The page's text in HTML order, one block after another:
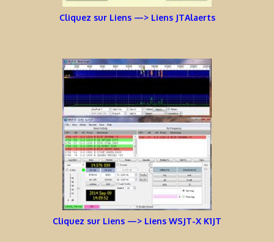
Cliquez sur Liens —> Liens JTAlaerts
Cliquez sur Liens —> Liens WSJT-X K1JT